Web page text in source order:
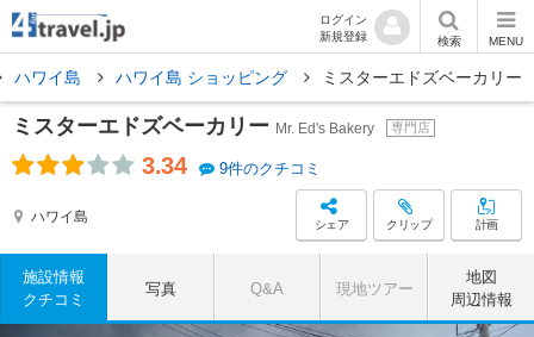
ログイン
新規登録
検索 MENU
ハワイ島 ハワイ島 ショッピング ミスターエドズベーカリー
ミスターエドズベーカリー Mr. Ed's Bakery 専門店
3.34 9件のクチコミ
ハワイ島 シェア クリップ 計画
施設情報
クチコミ
写真 Q&A 現地ツアー
地図
周辺情報